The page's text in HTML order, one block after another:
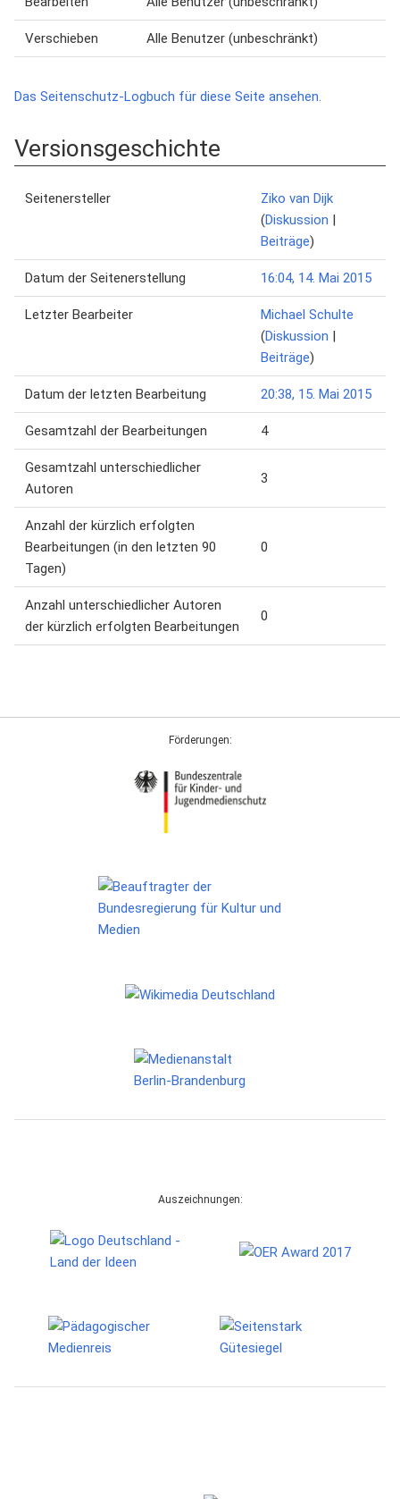
Verschieben Alle Benutzer (unbeschränkt)
Das Seitenschutz-Logbuch für diese Seite ansehen.
Versionsgeschichte
Seitenersteller
Ziko van Dijk
(Diskussion |
Beiträge)
Datum der Seitenerstellung 16:04, 14. Mai 2015
Letzter Bearbeiter
Michael Schulte
(Diskussion |
Beiträge)
Datum der letzten Bearbeitung 20:38, 15. Mai 2015
Gesamtzahl der Bearbeitungen 4
Gesamtzahl unterschiedlicher
Autoren
3
Anzahl der kürzlich erfolgten
Bearbeitungen (in den letzten 90
Tagen)
0
Anzahl unterschiedlicher Autoren
der kürzlich erfolgten Bearbeitungen
0
Förderungen:
Auszeichnungen: